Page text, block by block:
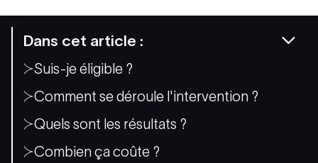
Dans cet article :
Suis-je éligible ?
Comment se déroule l'intervention ?
Quels sont les résultats ?
Combien ça coûte ?